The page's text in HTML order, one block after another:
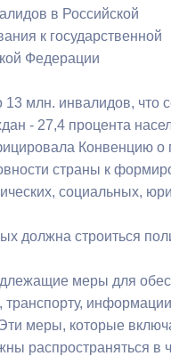
на
в
по
городской
Бюджет
и
в Российской
к государственной
Федерации
млн. инвалидов, что
- 27,4 процента
Конвенцию о
страны к
социальных,
должна строиться
меры для
меры, которые
распространяться в